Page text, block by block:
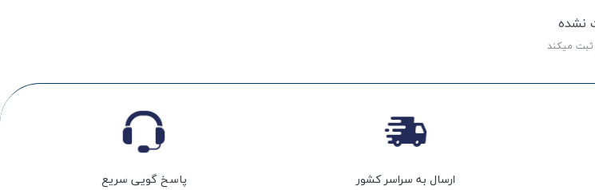
نشده
ثبت میکند
ارسال به سراسر کشور پاسخ گویی سریع